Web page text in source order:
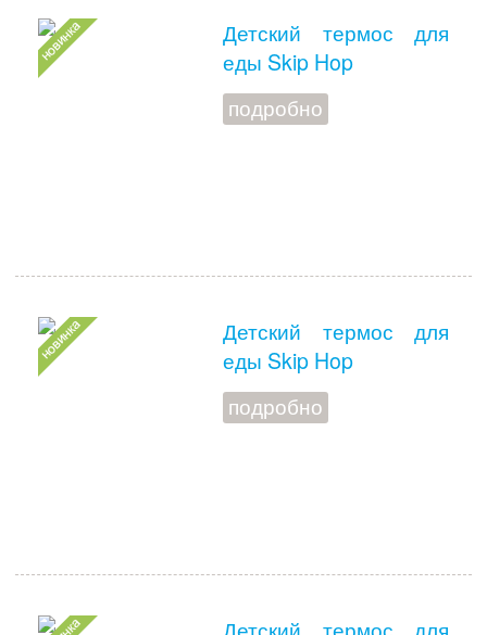
Детский термос для
еды Skip Hop
подробно
Детский термос для
еды Skip Hop
подробно